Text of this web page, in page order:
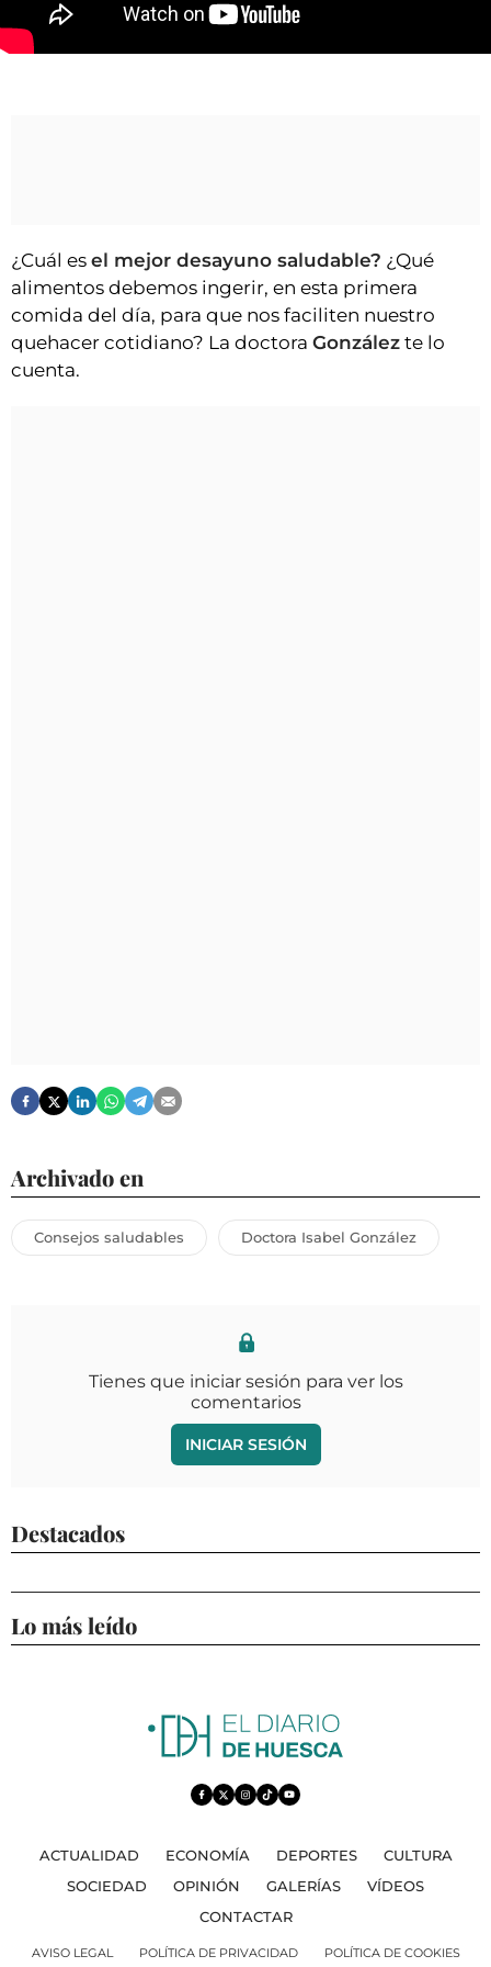
CONTACTAR
HORÓSCOPO
ESQUELAS
¿Cuál es el mejor desayuno saludable? ¿Qué
alimentos debemos ingerir, en esta primera
comida del día, para que nos faciliten nuestro
quehacer cotidiano? La doctora González te lo
cuenta.
Archivado en
Consejos saludables Doctora Isabel González
Tienes que iniciar sesión para ver los
comentarios
INICIAR SESIÓN
Destacados
Lo más leído
ACTUALIDAD ECONOMÍA DEPORTES
CULTURA
SOCIEDAD
OPINIÓN GALERÍAS
VÍDEOS
CONTACTAR
AVISO LEGAL POLÍTICA DE PRIVACIDAD POLÍTICA DE COOKIES